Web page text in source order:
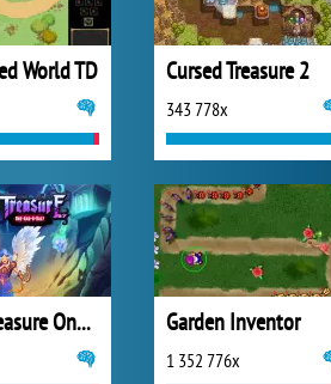
World TD Cursed Treasure 2
343 778x
Cursed Treasure One and Half Garden Inventor
1 352 776x